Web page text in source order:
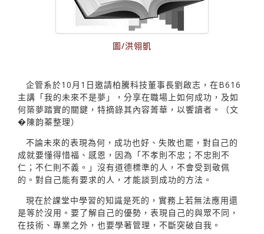
圖/洪翎凱
企管系於10月1日邀請柏騰科技董事長劉啟志，在B616
主講「我的未來不是夢」，分享在職場上如何成功，及如
何築夢踏實的關鍵，特摘錄其內容菁華，以饗讀者。（文
�陳韵蓁整理）
不論未來的表現為何，成功也好、失敗也罷，對自己的
成就要懂得惜福、感恩，因為「不孝則不忠；不忠則不
仁；不仁則不義。」沒有道德標準的人，不會受到敬佩
的。對自己能有要求的人，才能談到成功的方法。
現在於課堂中學習的知識是死的，實務上若無法應用還
是等於沒用。要了解自己的優勢，表現自己的與眾不同，
在技術、專業之外，也要學著管理，不斷突破自我。